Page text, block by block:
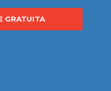
GRATUITA